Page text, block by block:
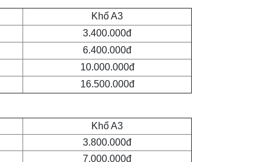
Khổ A3
3.400.000đ
6.400.000đ
10.000.000đ
16.500.000đ
Khổ A3
3.800.000đ
7.000.000đ